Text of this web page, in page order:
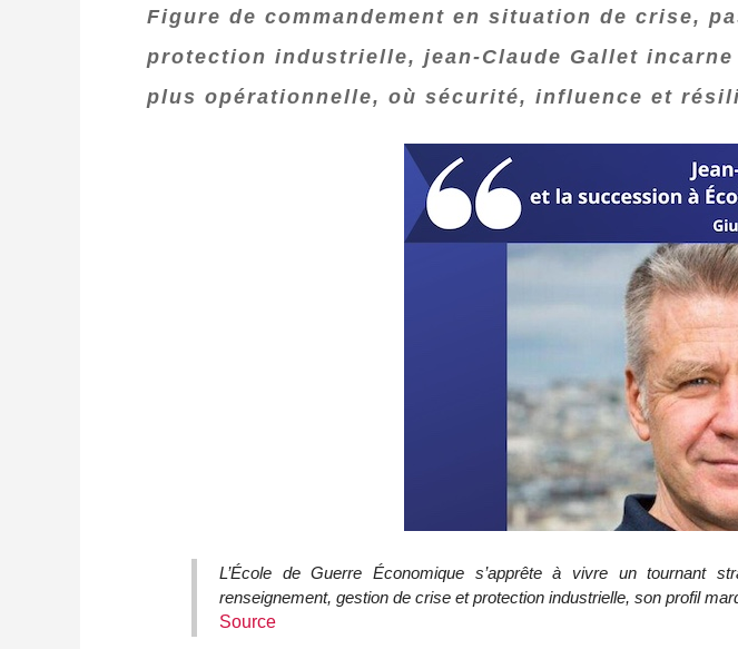
Figure de commandement en situation de crise,
protection industrielle, jean-Claude Gallet
plus opérationnelle, où sécurité, influence et
L’École de Guerre Économique s’apprête à vivre un tournant
renseignement, gestion de crise et protection industrielle, son profil
Source